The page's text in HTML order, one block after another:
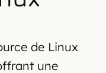
de Linux
une